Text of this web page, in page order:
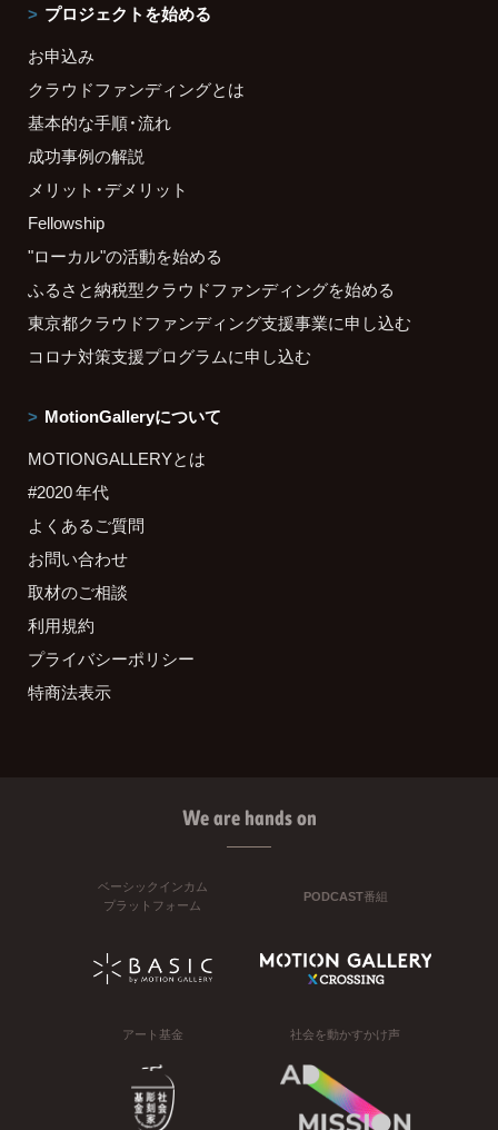
プロジェクトを始める
お申込み
クラウドファンディングとは
基本的な手順・流れ
成功事例の解説
メリット・デメリット
Fellowship
"ローカル"の活動を始める
ふるさと納税型クラウドファンディングを始める
東京都クラウドファンディング支援事業に申し込む
コロナ対策支援プログラムに申し込む
MotionGalleryについて
MOTIONGALLERYとは
#2020 年代
よくあるご質問
お問い合わせ
取材のご相談
利用規約
プライバシーポリシー
特商法表示
We are hands on
ベーシックインカム
プラットフォーム
PODCAST番組
アート基金 社会を動かすかけ声